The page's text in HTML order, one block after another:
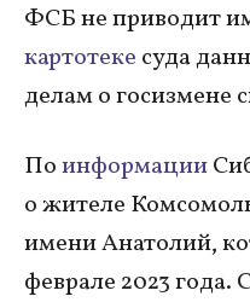
ФСБ не приводит
картотеке суда
делам о госизмене
Поинформации
о жителе
имени Анатолий,
феврале 2023